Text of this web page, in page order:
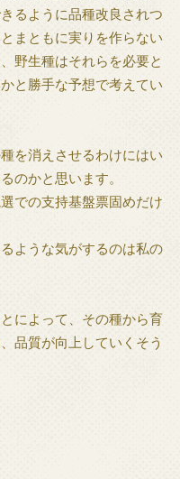
るように品種改良されつ
まともに実りを作らない
野生種はそれらを必要と
と勝手な予想で考えてい
を消えさせるわけにはい
のかと思います。
での支持基盤票固めだけ
ような気がするのは私の
によって、その種から育
品質が向上していくそう